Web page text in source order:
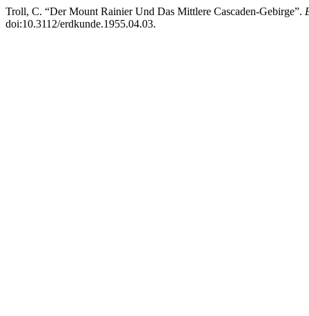
Troll, C. “Der Mount Rainier Und Das Mittlere Cascaden-Gebirge”.
doi:10.3112/erdkunde.1955.04.03.